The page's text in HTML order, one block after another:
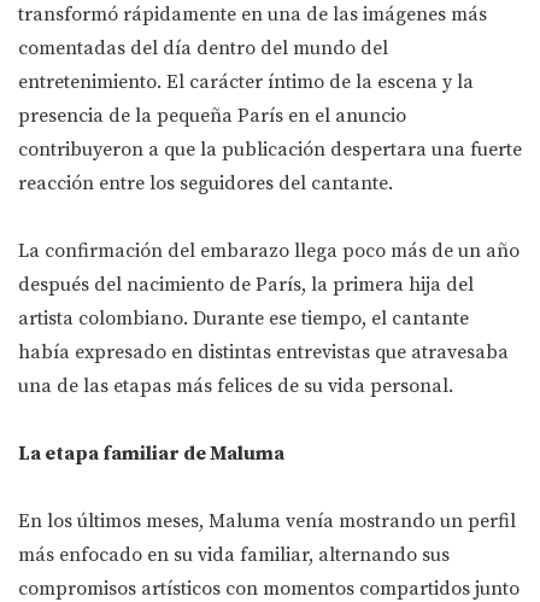
transformó rápidamente en una de las imágenes más
comentadas del día dentro del mundo del
entretenimiento. El carácter íntimo de la escena y la
presencia de la pequeña París en el anuncio
contribuyeron a que la publicación despertara una fuerte
reacción entre los seguidores del cantante.
La confirmación del embarazo llega poco más de un año
después del nacimiento de París, la primera hija del
artista colombiano. Durante ese tiempo, el cantante
había expresado en distintas entrevistas que atravesaba
una de las etapas más felices de su vida personal.
La etapa familiar de Maluma
En los últimos meses, Maluma venía mostrando un perfil
más enfocado en su vida familiar, alternando sus
compromisos artísticos con momentos compartidos junto